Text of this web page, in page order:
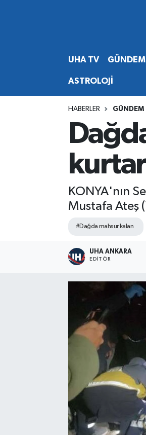
UHA TV GÜNDEM
ASTROLOJİ
HABERLER GÜNDEM
KONYA'nın
Mustafa Ateş
#Dağda mahsur kalan
UHA ANKARA
EDITÖR
Hava Durumu
Süper Lig Puan Durumu ve
Tüm Manşetler
Son Dakika Haberleri